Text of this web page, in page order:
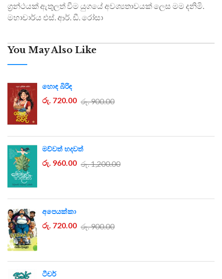
ග්‍රන්ථයක් ඇතුලත් වීම යුගයේ අවශ්‍යතාවයක් ලෙස මම දනිමි.
මහාචාර්ය එස්. ආර්. ඩී. රෝසා
You May Also Like
හොඳ බිරිඳ
රු. 720.00 රු. 900.00
මව්වත් හදවත්
රු. 960.00 රු. 1,200.00
අපෙයක්කා
රු. 720.00 රු. 900.00
ටීචර්